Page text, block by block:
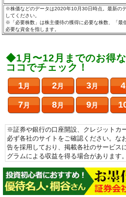
※株価などのデータは2020年10月30日時点。最新の
してください。
※「必要株数」は株主優待の獲得に必要な株数、「最
必要な資金を指します。
◆1月〜12月までのお得
ココでチェック！
1月 2月 3月 4
7月 8月 9月
※証券や銀行の口座開設、クレジットカ
必ず各社のサイトをご確認ください。な
告を採用しており、掲載各社のサービス
グラムによる収益を得る場合があります。